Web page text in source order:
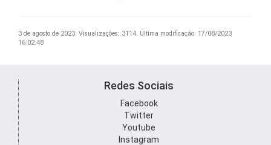
3 de agosto de 2023. Visualizações: 3114. Última modificação: 17/08/2023
16:02:48
Redes Sociais
Facebook
Twitter
Youtube
Instagram